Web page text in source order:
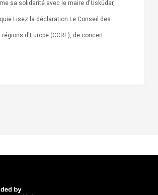
sa solidarité avec le maire d'Üsküdar,
Lisez la déclaration Le Conseil des
d'Europe (CCRE), de concert…